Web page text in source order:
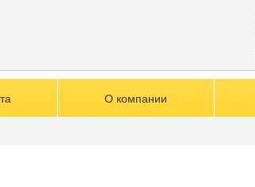
О компании